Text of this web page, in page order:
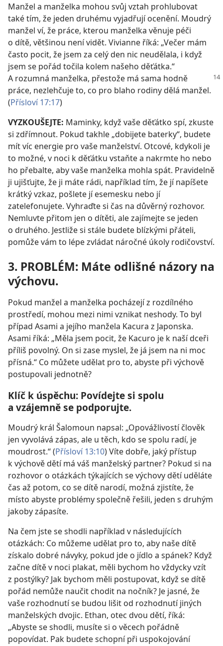
Manžel a manželka mohou svůj vztah prohlubovat
také tím, že jeden druhému vyjadřují ocenění. Moudrý
manžel ví, že práce, kterou manželka věnuje péči
o dítě, většinou není vidět. Vivianne říká: „Večer mám
často pocit, že jsem za celý den nic neudělala, i když
jsem se pořád točila kolem našeho děťátka.“
A rozumná manželka, přestože má sama hodně
práce, nezlehčuje to, co pro blaho rodiny dělá manžel.
(Přísloví 17:17)
VYZKOUŠEJTE: Maminky, když vaše děťátko spí, zkuste
si zdřímnout. Pokud takhle „dobijete baterky“, budete
mít víc energie pro vaše manželství. Otcové, kdykoli je
to možné, v noci k děťátku vstaňte a nakrmte ho nebo
ho přebalte, aby vaše manželka mohla spát. Pravidelně
ji ujišťujte, že ji máte rádi, například tím, že jí napíšete
krátký vzkaz, pošlete jí esemesku nebo jí
zatelefonujete. Vyhraďte si čas na důvěrný rozhovor.
Nemluvte přitom jen o dítěti, ale zajímejte se jeden
o druhého. Jestliže si stále budete blízkými přáteli,
pomůže vám to lépe zvládat náročné úkoly rodičovství.
3. PROBLÉM: Máte odlišné názory na
výchovu.
Pokud manžel a manželka pocházejí z rozdílného
prostředí, mohou mezi nimi vznikat neshody. To byl
případ Asami a jejího manžela Kacura z Japonska.
Asami říká: „Měla jsem pocit, že Kacuro je k naší dceři
příliš povolný. On si zase myslel, že já jsem na ni moc
přísná.“ Co můžete udělat pro to, abyste při výchově
postupovali jednotně?
Klíč k úspěchu: Povídejte si spolu
a vzájemně se podporujte.
Moudrý král Šalomoun napsal: „Opovážlivostí člověk
jen vyvolává zápas, ale u těch, kdo se spolu radí, je
moudrost.“ (Přísloví 13:10) Víte dobře, jaký přístup
k výchově dětí má váš manželský partner? Pokud si na
rozhovor o otázkách týkajících se výchovy dětí uděláte
čas až potom, co se dítě narodí, možná zjistíte, že
místo abyste problémy společně řešili, jeden s druhým
jakoby zápasíte.
Na čem jste se shodli například v následujících
otázkách: Co můžeme udělat pro to, aby naše dítě
získalo dobré návyky, pokud jde o jídlo a spánek? Když
začne dítě v noci plakat, měli bychom ho vždycky vzít
z postýlky? Jak bychom měli postupovat, když se dítě
pořád nemůže naučit chodit na nočník? Je jasné, že
vaše rozhodnutí se budou lišit od rozhodnutí jiných
manželských dvojic. Ethan, otec dvou dětí, říká:
„Abyste se shodli, musíte si o věcech pořádně
popovídat. Pak budete schopní při uspokojování